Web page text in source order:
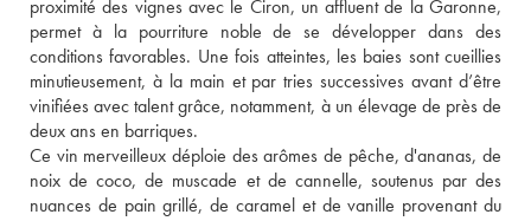
proximité des vignes avec le Ciron, un affluent de la Garonne,
permet à la pourriture noble de se développer dans des
conditions favorables. Une fois atteintes, les baies sont cueillies
minutieusement, à la main et par tries successives avant d’être
vinifiées avec talent grâce, notamment, à un élevage de près de
deux ans en barriques.
Ce vin merveilleux déploie des arômes de pêche, d'ananas, de
noix de coco, de muscade et de cannelle, soutenus par des
nuances de pain grillé, de caramel et de vanille provenant du